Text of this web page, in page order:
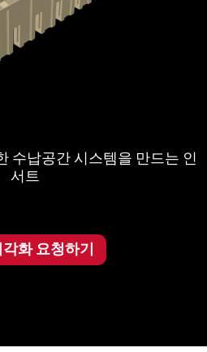
수납공간 시스템을 만드는 인
서트
화 요청하기